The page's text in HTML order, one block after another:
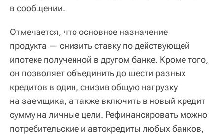
в сообщении.
Отмечается, что основное назначение
продукта — снизить ставку по действующей
ипотеке полученной в другом банке. Кроме того,
он позволяет объединить до шести разных
кредитов в один, снизив общую нагрузку
на заемщика, а также включить в новый кредит
сумму на личные цели. Рефинансировать можно
потребительские и автокредиты любых банков,